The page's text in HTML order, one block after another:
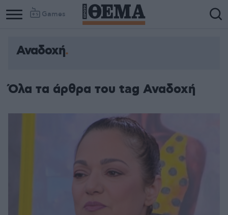
Games
Αναδοχή
Όλα τα άρθρα του tag Αναδοχή